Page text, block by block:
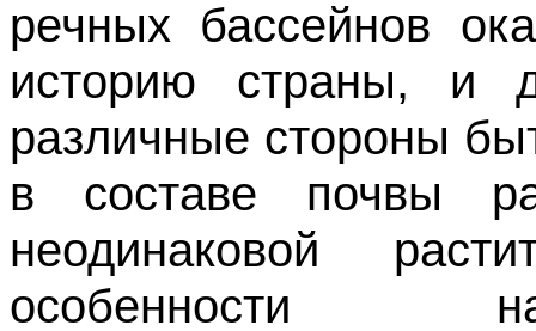
речных бассейнов
историю страны, и
различные стороны
в составе почвы
неодинаковой
особенности